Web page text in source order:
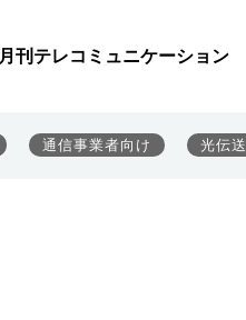
月刊テレコミュニケーション
通信事業者向け 光伝送